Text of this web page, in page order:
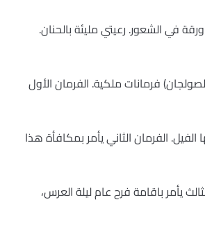
في الشعور. رعيتي مليئة بالحنان.
فرمانات ملكية. الفرمان الأول
الفرمان الثاني يأمر بمكافأة هذا
يأمر باقامة فرح عام ليلة العرس،